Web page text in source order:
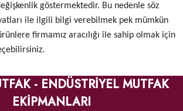
göstermektedir. Bu nedenle söz
ile ilgili bilgi verebilmek pek mümkün
firmamız aracılığı ile sahip olmak için
- ENDÜSTRİYEL MUTFAK
EKİPMANLARI